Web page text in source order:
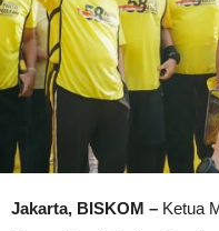
Jakarta, BISKOM – Ketua